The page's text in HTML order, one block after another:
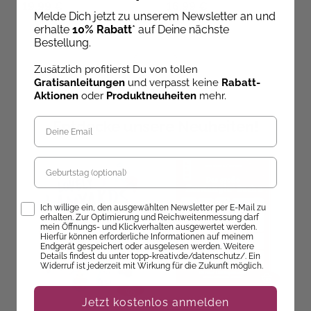
Entdecke unsere Neuheiten!
Beate Winkler
Melde Dich jetzt zu unserem Newsletter an und
erhalte 10% Rabatt* auf Deine nächste
Bestellung.
Zusätzlich profitierst Du von tollen
Gratisanleitungen und verpasst keine Rabatt-
Aktionen oder Produktneuheiten mehr.
Geburtstag
Opt-InIch willige ein, den ausgewählten Newsletter per E-Mail zu
erhalten. Zur Optimierung und Reichweitenmessung darf
mein Öffnungs- und Klickverhalten ausgewertet werden.
Hierfür können erforderliche Informationen auf meinem
Endgerät gespeichert oder ausgelesen werden. Weitere
Details findest du unter topp-kreativ.de/datenschutz/. Ein
Widerruf ist jederzeit mit Wirkung für die Zukunft möglich.
Jetzt kostenlos anmelden